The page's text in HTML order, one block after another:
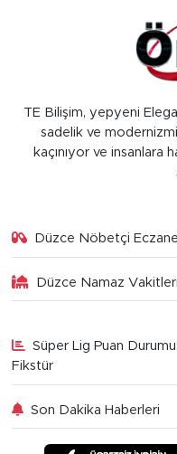
TE Bilişim, yepyeni
sadelik ve
kaçınıyor ve insanlara
Düzce Nöbetçi
Düzce Namaz Vakitleri
Süper Lig Puan
Fikstür
Son Dakika Haberleri